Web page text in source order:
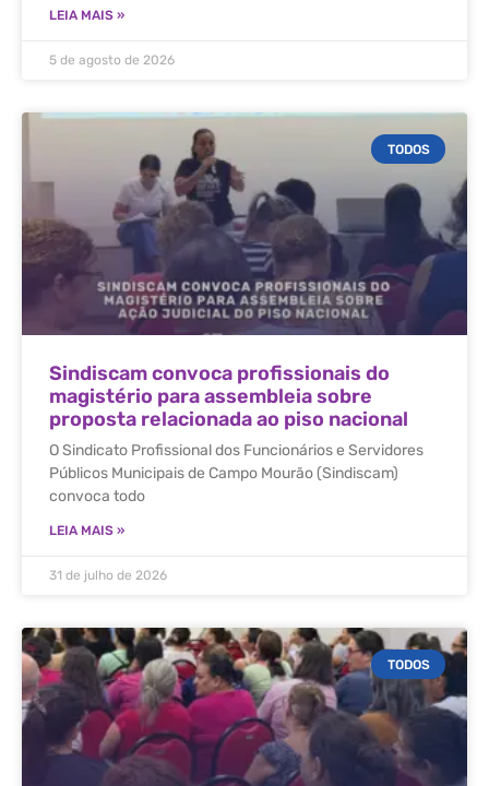
LEIA MAIS »
5 de agosto de 2026
TODOS
Sindiscam convoca profissionais do
magistério para assembleia sobre
proposta relacionada ao piso nacional
O Sindicato Profissional dos Funcionários e Servidores
Públicos Municipais de Campo Mourão (Sindiscam)
convoca todo
LEIA MAIS »
31 de julho de 2026
TODOS